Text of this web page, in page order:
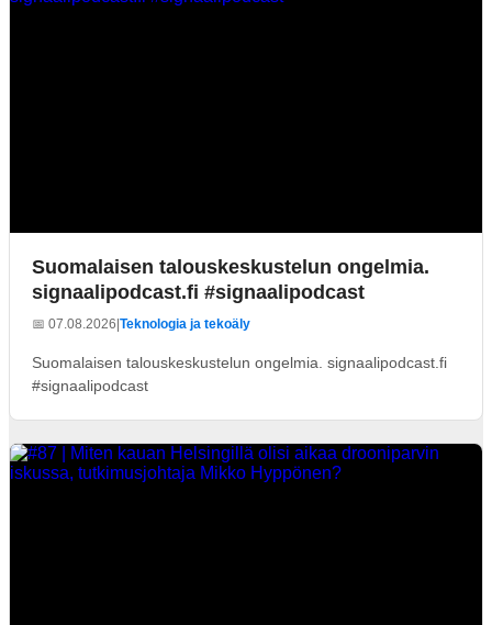
Suomalaisen talouskeskustelun ongelmia.
signaalipodcast.fi #signaalipodcast
📅 07.08.2026|Teknologia ja tekoäly
Suomalaisen talouskeskustelun ongelmia. signaalipodcast.fi
#signaalipodcast